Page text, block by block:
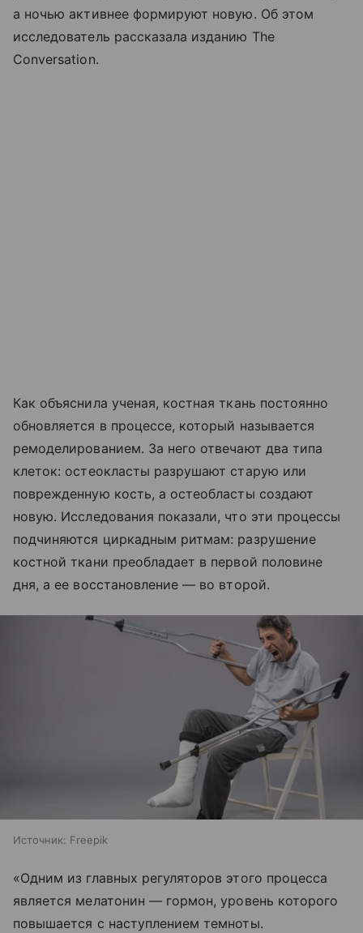
а ночью активнее формируют новую. Об этом
исследователь рассказала изданию The
Conversation.
Как объяснила ученая, костная ткань постоянно
обновляется в процессе, который называется
ремоделированием. За него отвечают два типа
клеток: остеокласты разрушают старую или
поврежденную кость, а остеобласты создают
новую. Исследования показали, что эти процессы
подчиняются циркадным ритмам: разрушение
костной ткани преобладает в первой половине
дня, а ее восстановление — во второй.
Источник: Freepik
«Одним из главных регуляторов этого процесса
является мелатонин — гормон, уровень которого
повышается с наступлением темноты.